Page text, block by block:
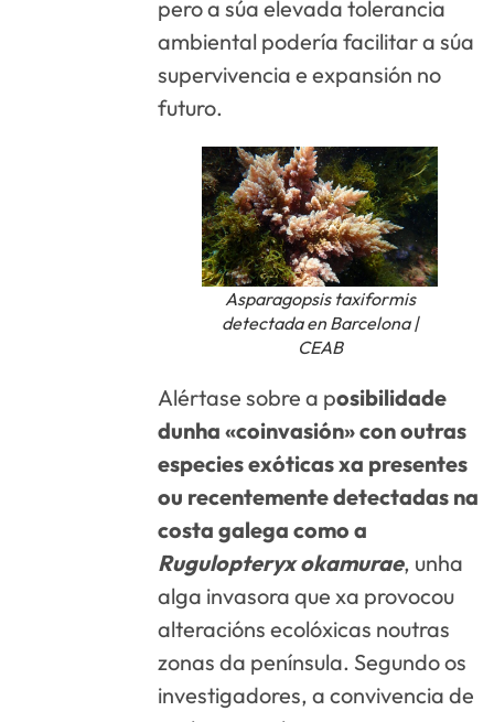
pero a súa elevada tolerancia
ambiental podería facilitar a súa
supervivencia e expansión no
futuro.
Asparagopsis taxiformis
detectada en Barcelona |
CEAB
Alértase sobre a posibilidade
dunha «coinvasión» con outras
especies exóticas xa presentes
ou recentemente detectadas na
costa galega como a
Rugulopteryx okamurae, unha
alga invasora que xa provocou
alteracións ecolóxicas noutras
zonas da península. Segundo os
investigadores, a convivencia de